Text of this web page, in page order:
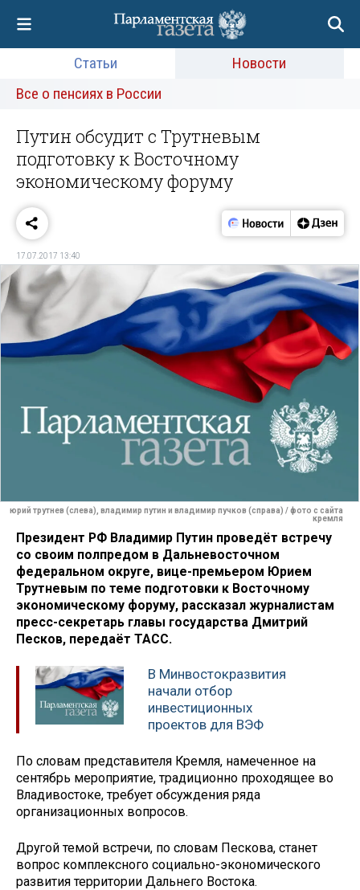
Статьи
Новости
Все о пенсиях в России
Путин обсудит с Трутневым
подготовку к Восточному
экономическому форуму
17.07.2017 13:40
юрий трутнев (слева), владимир путин и владимир пучков (справа) / фото с сайта
кремля
Президент РФ Владимир Путин проведёт встречу
со своим полпредом в Дальневосточном
федеральном округе, вице-премьером Юрием
Трутневым по теме подготовки к Восточному
экономическому форуму, рассказал журналистам
пресс-секретарь главы государства Дмитрий
Песков, передаёт ТАСС.
В Минвостокразвития
начали отбор
инвестиционных
проектов для ВЭФ
По словам представителя Кремля, намеченное на
сентябрь мероприятие, традиционно проходящее во
Владивостоке, требует обсуждения ряда
организационных вопросов.
Другой темой встречи, по словам Пескова, станет
вопрос комплексного социально-экономического
развития территории Дальнего Востока.